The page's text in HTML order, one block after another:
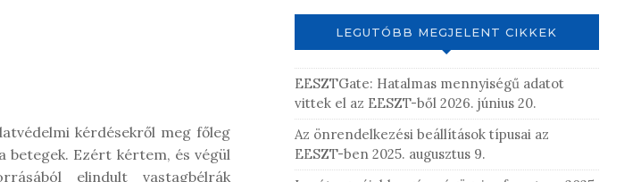
kérdésekről meg főleg
betegek. Ezért kértem, és végül
elindult vastagbélrák
LEGUTÓBB MEGJELENT CIKKEK
EESZTGate: Hatalmas mennyiségű adatot
vittek el az EESZT-ből 2026. június 20.
Az önrendelkezési beállítások típusai az
EESZT-ben 2025. augusztus 9.